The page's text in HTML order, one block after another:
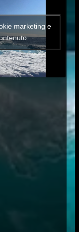
marketing e